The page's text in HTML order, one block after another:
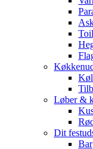
Løber &
Dit
Bar